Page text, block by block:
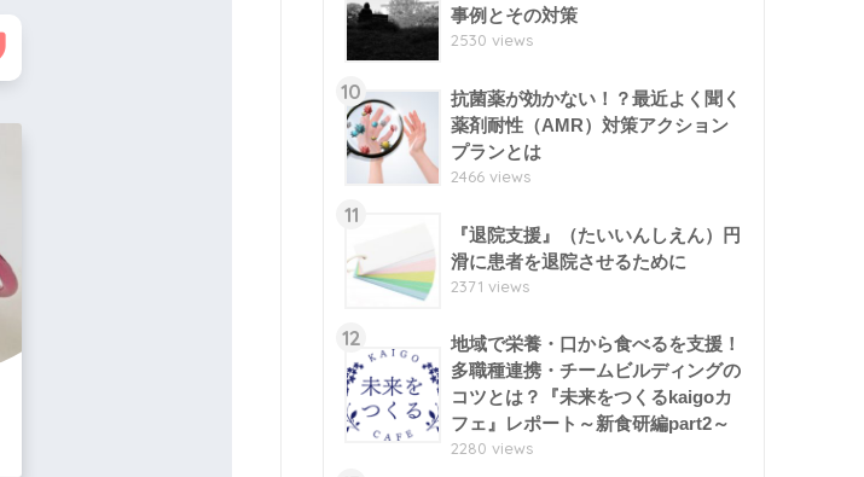
事例とその対策
2530 views
10
抗菌薬が効かない！？最近よく聞く
薬剤耐性（AMR）対策アクション
プランとは
2466 views
11
『退院支援』（たいいんしえん）円
滑に患者を退院させるために
2371 views
12
地域で栄養・口から食べるを支援！
多職種連携・チームビルディングの
コツとは？『未来をつくるkaigoカ
フェ』レポート～新食研編part2～
2280 views